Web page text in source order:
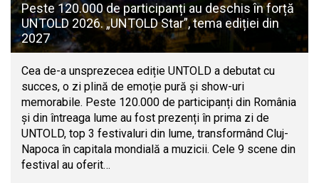
Peste 120.000 de participanți au deschis în forță
UNTOLD 2026. „UNTOLD Star”, tema ediției din
2027
Cea de-a unsprezecea ediție UNTOLD a debutat cu
succes, o zi plină de emoție pură și show-uri
memorabile. Peste 120.000 de participanți din România
și din întreaga lume au fost prezenți în prima zi de
UNTOLD, top 3 festivaluri din lume, transformând Cluj-
Napoca în capitala mondială a muzicii. Cele 9 scene din
festival au oferit…